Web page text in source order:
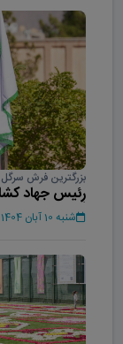
بزرگترین فرش سرگل
رئیس جهاد
گل آسیا
شنبه 10 آبان 1404